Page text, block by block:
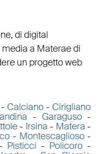
, di digital
a Materae di
un progetto web
-Calciano -Cirigliano
- Garaguso-
- Irsina - Matera -
- Montescaglioso-
Pisticci - Policoro -